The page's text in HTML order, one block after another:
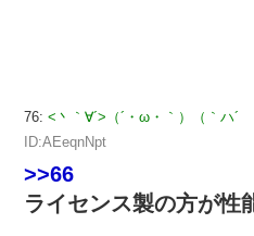
76: <丶｀∀´>（´・ω・｀）（｀ハ
ID:AEeqnNpt
>>66
ライセンス製の方が性